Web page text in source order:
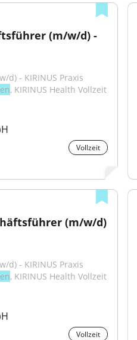
(m/w/d) -
d) - KIRINUS Praxis
, KIRINUS Health Vollzeit
Vollzeit
(m/w/d)
d) - KIRINUS Praxis
, KIRINUS Health Vollzeit
Vollzeit